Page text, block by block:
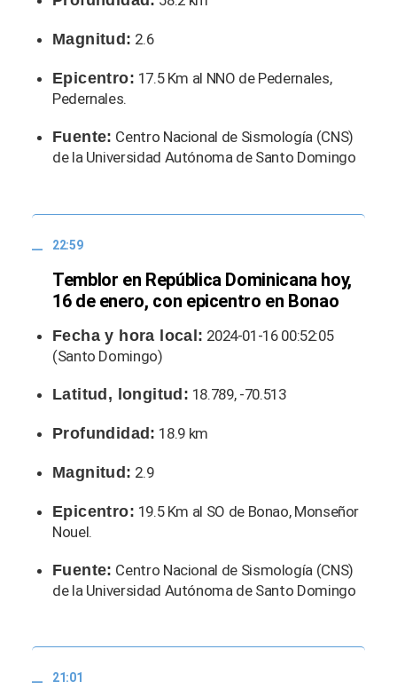
Magnitud: 2.6
Epicentro: 17.5 Km al NNO de Pedernales,
Pedernales.
Fuente: Centro Nacional de Sismología (CNS)
de la Universidad Autónoma de Santo Domingo
22:59
Temblor en República Dominicana hoy,
16 de enero, con epicentro en Bonao
Fecha y hora local: 2024-01-16 00:52:05
(Santo Domingo)
Latitud, longitud: 18.789, -70.513
Profundidad: 18.9 km
Magnitud: 2.9
Epicentro: 19.5 Km al SO de Bonao, Monseñor
Nouel.
Fuente: Centro Nacional de Sismología (CNS)
de la Universidad Autónoma de Santo Domingo
21:01